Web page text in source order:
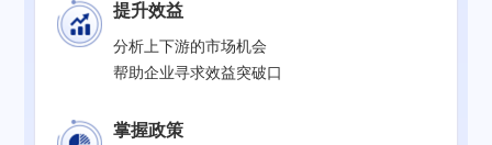
提升效益
分析上下游的市场机会
帮助企业寻求效益突破口
掌握政策